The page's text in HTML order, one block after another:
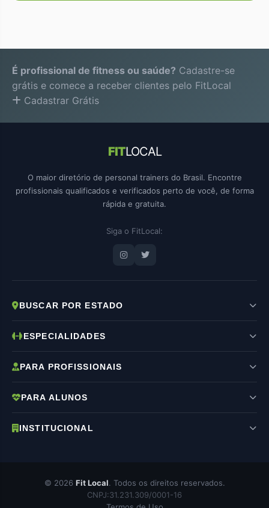
É profissional de fitness ou saúde? Cadastre-se
grátis e comece a receber clientes pelo FitLocal
Cadastrar Grátis
FITLOCAL
O maior diretório de personal trainers do Brasil. Encontre
profissionais qualificados e verificados perto de você, de forma
rápida e gratuita.
Siga o FitLocal:
BUSCAR POR ESTADO
ESPECIALIDADES
PARA PROFISSIONAIS
PARA ALUNOS
INSTITUCIONAL
© 2026 Fit Local. Todos os direitos reservados.
CNPJ:31.231.309/0001-16